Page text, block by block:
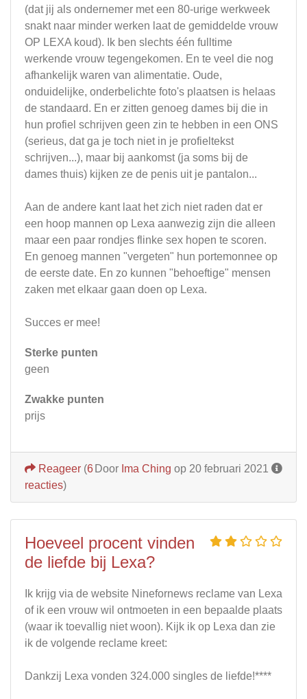
(dat jij als ondernemer met een 80-urige werkweek
snakt naar minder werken laat de gemiddelde vrouw
OP LEXA koud). Ik ben slechts één fulltime
werkende vrouw tegengekomen. En te veel die nog
afhankelijk waren van alimentatie. Oude,
onduidelijke, onderbelichte foto's plaatsen is helaas
de standaard. En er zitten genoeg dames bij die in
hun profiel schrijven geen zin te hebben in een ONS
(serieus, dat ga je toch niet in je profieltekst
schrijven...), maar bij aankomst (ja soms bij de
dames thuis) kijken ze de penis uit je pantalon...
Aan de andere kant laat het zich niet raden dat er
een hoop mannen op Lexa aanwezig zijn die alleen
maar een paar rondjes flinke sex hopen te scoren.
En genoeg mannen "vergeten" hun portemonnee op
de eerste date. En zo kunnen "behoeftige" mensen
zaken met elkaar gaan doen op Lexa.
Succes er mee!
Sterke punten
geen
Zwakke punten
prijs
Door Ima Ching op 20 februari 2021
Reageer (6
reacties)
Hoeveel procent vinden
de liefde bij Lexa?
Ik krijg via de website Ninefornews reclame van Lexa
of ik een vrouw wil ontmoeten in een bepaalde plaats
(waar ik toevallig niet woon). Kijk ik op Lexa dan zie
ik de volgende reclame kreet:
Dankzij Lexa vonden 324.000 singles de liefde!****